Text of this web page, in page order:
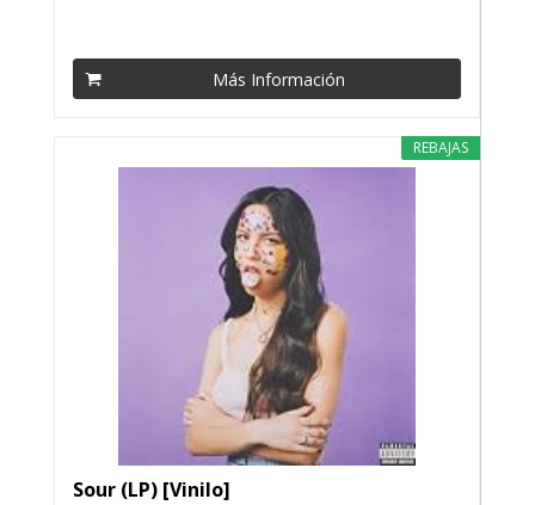
Más Información
REBAJAS
Sour (LP) [Vinilo]